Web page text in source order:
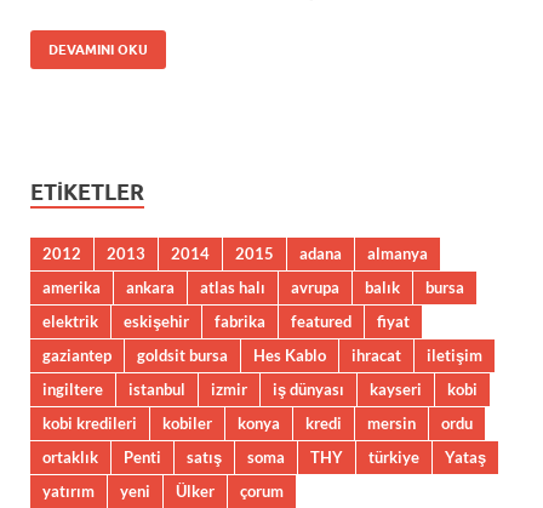
DEVAMINI OKU
ETIKETLER
2012 2013 2014 2015 adana
almanya
amerika
ankara atlas halı avrupa balık
bursa
elektrik
eskişehir fabrika featured
fiyat
gaziantep
goldsit bursa Hes Kablo ihracat
iletişim
ingiltere
istanbul izmir iş dünyası kayseri
kobi
kobi kredileri
kobiler konya kredi mersin
ordu
ortaklık
Penti satış soma THY türkiye
Yataş
yatırım
yeni Ülker çorum